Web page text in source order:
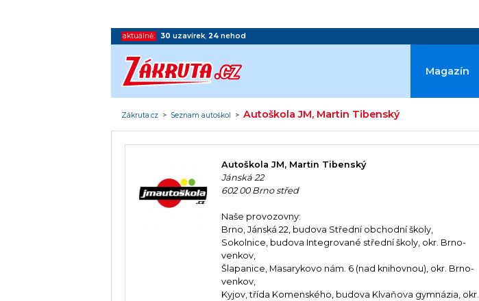
aktuálně: 30 uzavírek,24 nehod
Magazín
Zákruta.cz > Seznam autoškol >Autoškola JM, Martin Tibenský
Autoškola JM, Martin Tibenský
Jánská 22
602 00 Brno střed
Naše provozovny:
Brno, Jánská 22, budova Střední obchodní školy,
Sokolnice, budova Integrované střední školy, okr. Brno-
venkov,
Šlapanice, Masarykovo nám. 6 (nad knihovnou), okr. Brno-
venkov,
Kyjov, třída Komenského, budova Klvaňova gymnázia, okr.